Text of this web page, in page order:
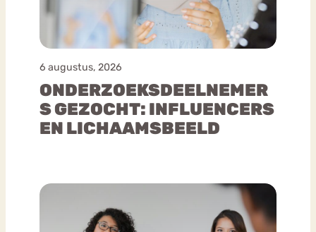
Schuld
Tips van kids
Studerend
Zoon met…
Eetbuien
Gedeeltelijk herstel
6 augustus, 2026
ONDERZOEKSDEELNEMER
S GEZOCHT: INFLUENCERS
EN LICHAAMSBEELD